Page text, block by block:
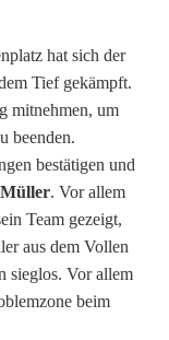
hat sich der
Tief gekämpft.
mitnehmen, um
beenden.
bestätigen und
. Vor allem
Team gezeigt,
aus dem Vollen
sieglos. Vor allem
beim